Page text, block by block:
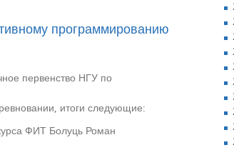
программированию
первенство НГУ по
итоги следующие:
ФИТ Болуць Роман